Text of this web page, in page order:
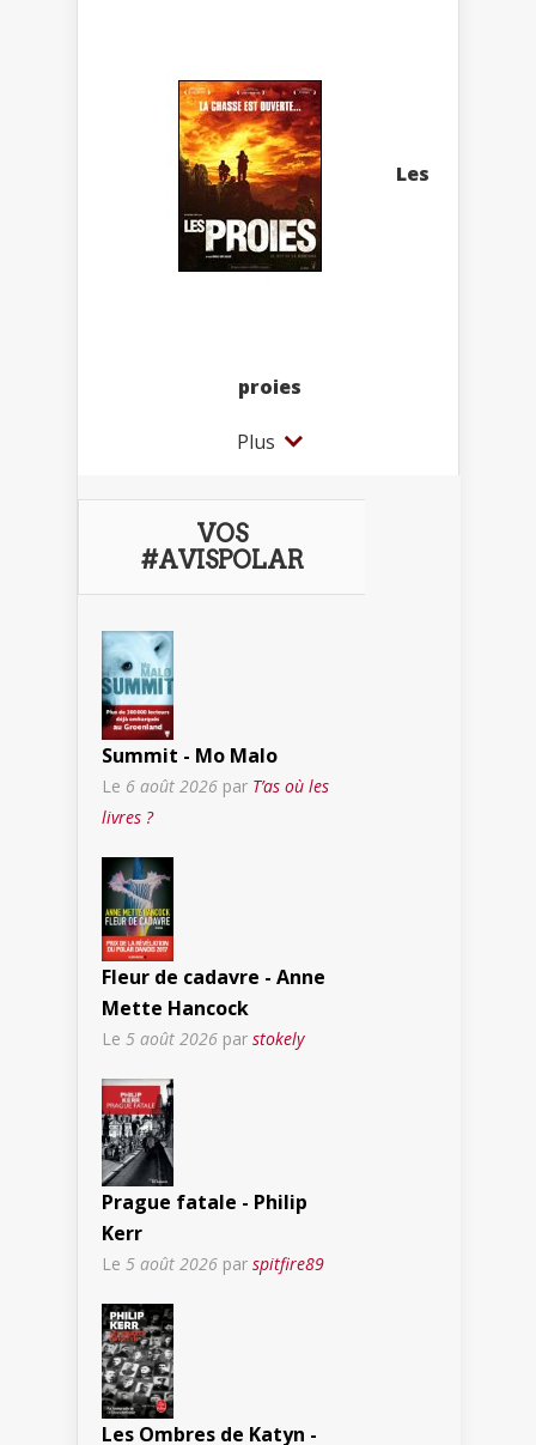
Les
proies
Plus
VOS
#AVISPOLAR
Summit - Mo Malo
Le 6 août 2026 par T’as où les
livres ?
Fleur de cadavre - Anne
Mette Hancock
Le 5 août 2026 par stokely
Prague fatale - Philip
Kerr
Le 5 août 2026 par spitfire89
Les Ombres de Katyn -